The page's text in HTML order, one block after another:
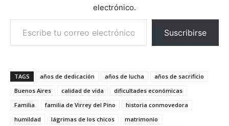
electrónico.
Escribe tu correo electrónico…
Suscribirse
TAGS años de dedicación años de lucha
años de sacrificio
Buenos Aires
calidad de vida
dificultades económicas
Familia
familia de Virrey del Pino
historia conmovedora
humildad
lágrimas de los chicos
matrimonio